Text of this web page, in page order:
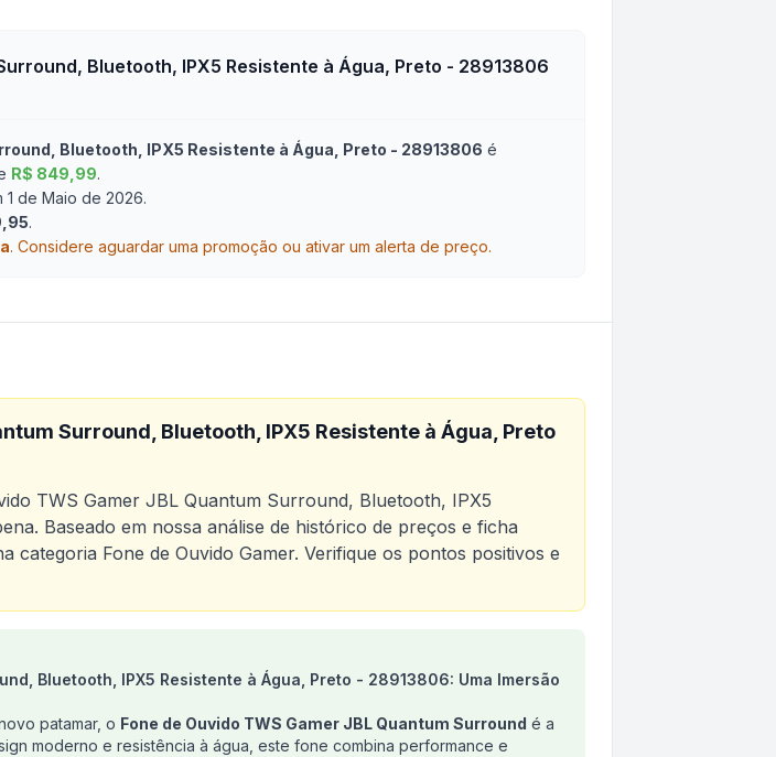
Bluetooth, IPX5 Resistente à Água, Preto - 28913806
Bluetooth, IPX5 Resistente à Água, Preto - 28913806 é
R$ 849,99.
1 de Maio de 2026.
.
. Considere aguardar uma promoção ou ativar um alerta de preço.
Surround, Bluetooth, IPX5 Resistente à Água, Preto
TWS Gamer JBL Quantum Surround, Bluetooth, IPX5
Baseado em nossa análise de histórico de preços e ficha
categoria Fone de Ouvido Gamer. Verifique os pontos positivos e
Bluetooth, IPX5 Resistente à Água, Preto - 28913806: Uma Imersão
patamar, o Fone de Ouvido TWS Gamer JBL Quantum Surround é a
moderno e resistência à água, este fone combina performance e